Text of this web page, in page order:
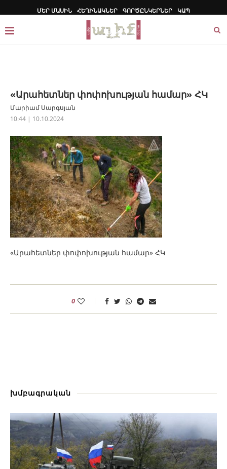
ՄԵՐ ՄԱՍԻՆ ՀԵՂԻՆԱԿՆԵՐ ԳՈՐԾԸՆԿԵՐՆԵՐ ԿԱՊ
«Արահետներ փոփոխության համար» ՀԿ
Մարիամ Սարգսյան
10:44 | 10.10.2024
«Արահետներ փոփոխության համար» ՀԿ
0
խմբագրական